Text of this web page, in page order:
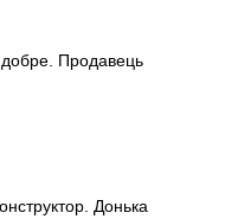
Продавець
Донька